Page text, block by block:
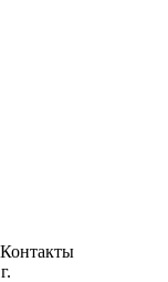
Контакты